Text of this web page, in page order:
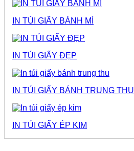
IN TÚI GIẤY BÁNH MÌ
IN TÚI GIẤY ĐẸP
IN TÚI GIẤY BÁNH TRUNG THU
IN TÚI GIẤY ÉP KIM